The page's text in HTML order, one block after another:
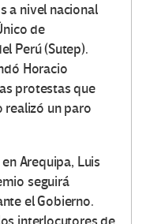
a nivel nacional
de
Perú (Sutep).
Horacio
protestas que
realizó un paro
Arequipa, Luis
seguirá
el Gobierno.